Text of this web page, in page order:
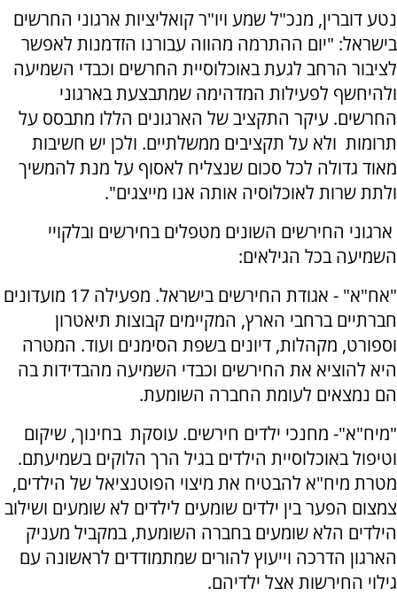
נטע דוברין, מנכ"ל שמע ויו"ר קואליציות ארגוני החרשים
בישראל: "יום ההתרמה מהווה עבורנו הזדמנות לאפשר
לציבור הרחב לגעת באוכלוסיית החרשים וכבדי השמיעה
ולהיחשף לפעילות המדהימה שמתבצעת בארגוני
החרשים. עיקר התקציב של הארגונים הללו מתבסס על
תרומות ולא על תקציבים ממשלתיים. ולכן יש חשיבות
מאוד גדולה לכל סכום שנצליח לאסוף על מנת להמשיך
ולתת שרות לאוכלוסיה אותה אנו מייצגים".
ארגוני החירשים השונים מטפלים בחירשים ובלקויי
השמיעה בכל הגילאים:
"אח"א" - אגודת החירשים בישראל. מפעילה 17 מועדונים
חברתיים ברחבי הארץ, המקיימים קבוצות תיאטרון
וספורט, מקהלות, דיונים בשפת הסימנים ועוד. המטרה
היא להוציא את החירשים וכבדי השמיעה מהבדידות בה
הם נמצאים לעומת החברה השומעת.
"מיח"א"- מחנכי ילדים חירשים. עוסקת בחינוך, שיקום
וטיפול באוכלוסיית הילדים בגיל הרך הלוקים בשמיעתם.
מטרת מיח"א להבטיח את מיצוי הפוטנציאל של הילדים,
צמצום הפער בין ילדים שומעים לילדים לא שומעים ושילוב
הילדים הלא שומעים בחברה השומעת, במקביל מעניק
הארגון הדרכה וייעוץ להורים שמתמודדים לראשונה עם
גילוי החירשות אצל ילדיהם.